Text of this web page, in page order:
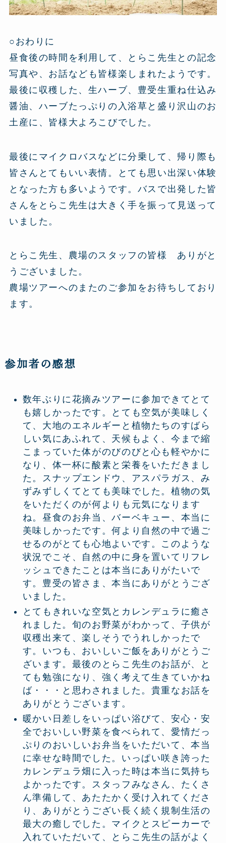
○おわりに
昼食後の時間を利用して、とらこ先生との記念
写真や、お話なども皆様楽しまれたようです。
最後に収穫した、生ハーブ、豊受生重ね仕込み
醤油、ハーブたっぷりの入浴草と盛り沢山のお
土産に、皆様大よろこびでした。
最後にマイクロバスなどに分乗して、帰り際も
皆さんとてもいい表情。とても思い出深い体験
となった方も多いようです。バスで出発した皆
さんをとらこ先生は大きく手を振って見送って
いました。
とらこ先生、農場のスタッフの皆様 ありがと
うございました。
農場ツアーへのまたのご参加をお待ちしており
ます。
参加者の感想
数年ぶりに花摘みツアーに参加できてとて
も嬉しかったです。とても空気が美味しく
て、大地のエネルギーと植物たちのすばら
しい気にあふれて、天候もよく、今まで縮
こまっていた体がのびのびと心も軽やかに
なり、体一杯に酸素と栄養をいただきまし
た。スナップエンドウ、アスパラガス、み
ずみずしくてとても美味でした。植物の気
をいただくのが何よりも元気になります
ね。昼食のお弁当、バーベキュー、本当に
美味しかったです。何より自然の中で過ご
せるのがとても心地よいです。このような
状況でこそ、自然の中に身を置いてリフレ
ッシュできたことは本当にありがたいで
す。豊受の皆さま、本当にありがとうござ
いました。
とてもきれいな空気とカレンデュラに癒さ
れました。旬のお野菜がわかって、子供が
収穫出来て、楽しそうでうれしかったで
す。いつも、おいしいご飯をありがとうご
ざいます。最後のとらこ先生のお話が、と
ても勉強になり、強く考えて生きていかね
ば・・・と思わされました。貴重なお話を
ありがとうございます。
暖かい日差しをいっぱい浴びて、安心・安
全でおいしい野菜を食べられて、愛情だっ
ぷりのおいしいお弁当をいただいて、本当
に幸せな時間でした。いっぱい咲き誇った
カレンデュラ畑に入った時は本当に気持ち
よかったです。スタっフみなさん、たくさ
ん準備して、あたたかく受け入れてくださ
り、ありがとうござい長く続く規制生活の
最大の癒しでした。マイクとスピーカーで
入れていただいて、とらこ先生の話がよく